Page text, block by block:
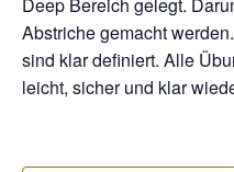
Abstriche gemacht
sind klar definiert. Alle
leicht, sicher und klar